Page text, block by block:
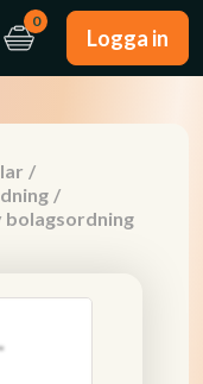
0
Logga in
/
/
bolagsordning